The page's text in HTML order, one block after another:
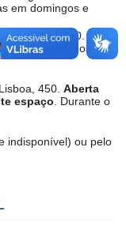
em domingos e
Lisboa, 2.600.
- todos os
450. Aberta
espaço . Durante o
indisponível) ou pelo